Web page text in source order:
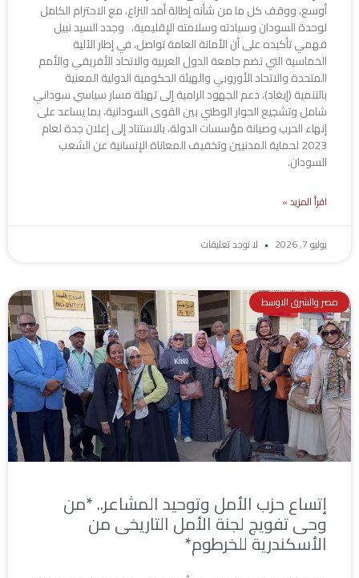
أوسع، ووقف كل ما من شأنه إطالة أمد النزاع، مع الاحترام الكامل
لوحدة السودان وسيادته وسلامته الإقليمية. وجدد السيد نبيل
فهمي تأكيده على أن الأمانة العامة تواصل، في إطار الآلية
الخماسية التي تضم جامعة الدول العربية والاتحاد الأفريقي والأمم
المتحدة والاتحاد الأوروبي والهيئة الحكومية الدولية المعنية
بالتنمية (إيغاد)، دعم الجهود الرامية إلى تهيئة مسار سياسي سوداني
شامل وتشجيع الحوار الوطني بين القوى السودانية، بما يساعد على
إنهاء الحرب وصيانة مؤسسات الدولة، بالاستناد إلى إعلان جدة لعام
2023 لحماية المدنيين وتخفيف المعاناة الإنسانية عن الشعب
السودان.
اقرأ المزيد »
يوليو 7, 2026 لا توجد تعليقات
مصر والشرق الاوسط
إتساع حزب الأمل وتوحيد المشاعر.. *من
وحى تفويج لجنة الأمل التاريخى من
الأسكندرية للخرطوم*